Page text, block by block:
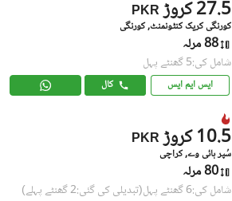
PKR 27.5 کروڑ
کورنگی کریک کنٹونمنٹ, کورنگی
88 مرلہ
شامل کی:5 گھنٹے پہل
ایس ایم ایس کال
PKR 10.5 کروڑ
سُپر ہائی وے, کراچی
80 مرلہ
شامل کی:6 گھنٹے پہل (تبدیلی کی گئی:2 گھنٹے پہلے)